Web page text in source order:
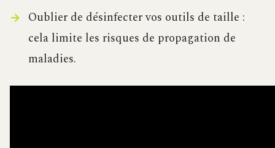
Oublier de désinfecter vos outils de taille :
cela limite les risques de propagation de
maladies.